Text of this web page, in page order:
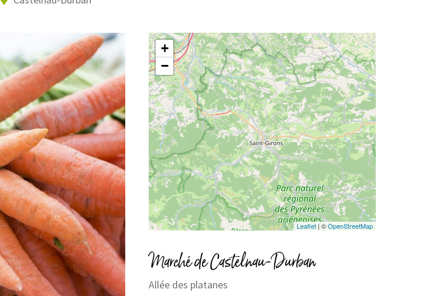
+
−
Leaflet | ©OpenStreetMap
Marché de Castelnau-Durban
Allée des platanes